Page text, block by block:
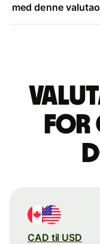
med denne
for
CAD til USD